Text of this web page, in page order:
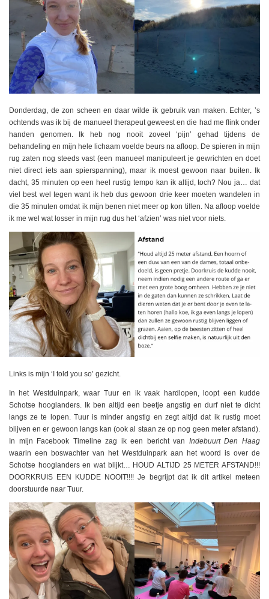
Donderdag, de zon scheen en daar wilde ik gebruik van maken. Echter, ’s
ochtends was ik bij de manueel therapeut geweest en die had me flink onder
handen genomen. Ik heb nog nooit zoveel ‘pijn’ gehad tijdens de
behandeling en mijn hele lichaam voelde beurs na afloop. De spieren in mijn
rug zaten nog steeds vast (een manueel manipuleert je gewrichten en doet
niet direct iets aan spierspanning), maar ik moest gewoon naar buiten. Ik
dacht, 35 minuten op een heel rustig tempo kan ik altijd, toch? Nou ja… dat
viel best wel tegen want ik heb dus gewoon drie keer moeten wandelen in
die 35 minuten omdat ik mijn benen niet meer op kon tillen. Na afloop voelde
ik me wel wat losser in mijn rug dus het ‘afzien’ was niet voor niets.
Links is mijn ‘I told you so’ gezicht.
In het Westduinpark, waar Tuur en ik vaak hardlopen, loopt een kudde
Schotse hooglanders. Ik ben altijd een beetje angstig en durf niet te dicht
langs ze te lopen. Tuur is minder angstig en zegt altijd dat ik rustig moet
blijven en er gewoon langs kan (ook al staan ze op nog geen meter afstand).
In mijn Facebook Timeline zag ik een bericht van Indebuurt Den Haag
waarin een boswachter van het Westduinpark aan het woord is over de
Schotse hooglanders en wat blijkt… HOUD ALTIJD 25 METER AFSTAND!!!
DOORKRUIS EEN KUDDE NOOIT!!!! Je begrijpt dat ik dit artikel meteen
doorstuurde naar Tuur.